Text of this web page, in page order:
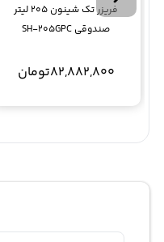
فریزر تک شینون 205 لیتر
صندوقی SH-205GPC
82,882,800تومان